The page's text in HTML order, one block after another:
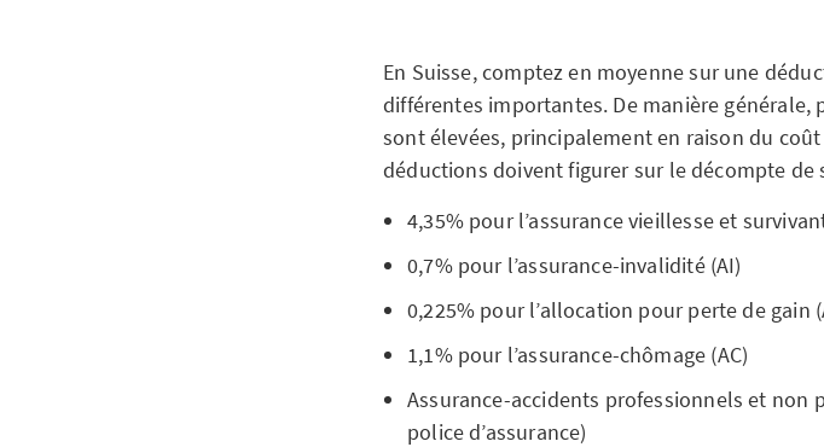
En Suisse, comptez en moyenne sur une
différentes importantes. De manière générale,
sont élevées, principalement en raison du coût
déductions doivent figurer sur le décompte de
4,35% pour l’assurance vieillesse et
0,7% pour l’assurance-invalidité (AI)
0,225% pour l’allocation pour perte de gain
1,1% pour l’assurance-chômage (AC)
Assurance-accidents professionnels et non
police d’assurance)